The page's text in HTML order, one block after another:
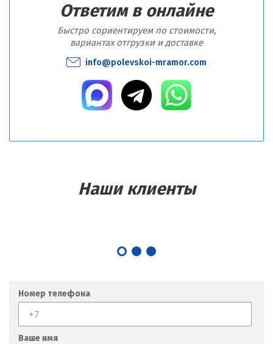
Ответим в онлайне
Быстро сориентируем по стоимости,
вариантах отгрузки и доставке
info@polevskoi-mramor.com
Наши клиенты
Номер телефона
Ваше имя